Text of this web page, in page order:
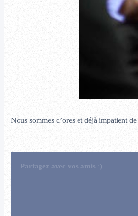
Nous sommes d’ores et déjà impatient
Partagez avec vos amis :)